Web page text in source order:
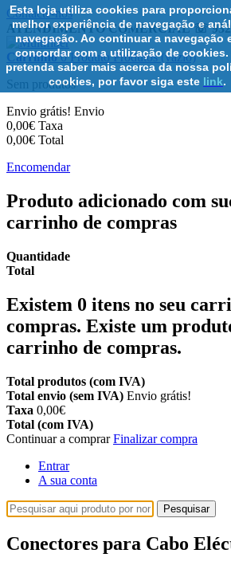
Esta loja utiliza cookies para
melhor experiência de navegação e
navegação. Ao continuar a navegação
concordar com a utilização de cookies.
pretenda saber mais acerca da nossa
cookies, por favor siga este link.
Contacte-nos
ATENDIMENTO COMERCIAL ☏ 932
Carrinho 0 Produto Produtos (vazio)
Sem produtos
Envio grátis! Envio
0,00€ Taxa
0,00€ Total
Encomendar
Produto adicionado com
carrinho de compras
Quantidade
Total
Existem 0 itens no seu
compras. Existe um
carrinho de compras.
Total produtos (com IVA)
Total envio (sem IVA) Envio grátis!
Taxa 0,00€
Total (com IVA)
Continuar a comprarFinalizar compra
Entrar
A sua conta
Pesquisar
Conectores para Cabo